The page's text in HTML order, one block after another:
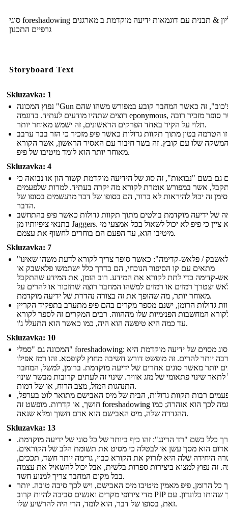
סוגי foreshadowing גליון & תבנית עם דוגמאות ידיעה מוקדמת ב מארגנים
גרפיים התכנון
Storyboard Text
Skluzavka: 1
נפוץ המכונה "Gun של צ'כוב", זה כאשר המחבר קובע במפורש משהו שהם
רוצים שתהיו מודעים לעתיד. בדוגמה eponymous, כאשר סופר מזכיר רובה
תלוי על הקיר באחד הפרקים הראשונים, זה ישמש מאוחר יותר.
הטרמה בטון מתוך תקוות גדולות כאשר פיפ מזכיר כי הזר בבר ערבב
שלו עם קובץ. זה בשר חיבור עם האסיר הראשון, אשר הקורא
מאוחר יותר הוא לומד מיטיבו של פיפ.
Skluzavka: 4
גם בשם "נבואות", זה סוג של הידיעה מוקדמת קשור הון או נבואה כי
אשר במפורש אומרת לקורא מה יקרה בעתיד. למרות שלפעמים
זה יכול להיראות לא ברור, הם בסופו של דבר מתגשמים בסופו של
הדבר.
של ידיעה מוקדמת בולטים מתוך תקוות גדולות כאשר פיפ בהתחשב
בתנאי ציפיותיו מן Jaggers. הוא ציין כי פיפ לא יכול לשאול בכל אמצעי מי
מיטיבו הוא, עד הפעם הם בוחרים לחשוף את עצמם.
Skluzavka: 7
"פלאשבק / פלאש-קדימה": כאשר סופר צריך לקורא לדעת משהו שאינו
מתאים עם קו הסיפור הנוכחי, הם בדרך כלל ישתמשו פלאשבק או
קדימה כדי לתת לקורא את המידע. רוב הזמן, את המידע שהתקבל
יצטרך רמזים או רמזים למשהו המחבר רוצה שתזכור או להרים על
מאוחר יותר, מה שהופך את זה בצורה נהדרת של ידיעה מוקדמת.
גדולות הרומן, ישנם מספר מקרים בהם פיפ מתערב בתפקיד הקריין
לקורא המחשבות הפנימיות שלו מההווה. רבים המקרים זה לספר לקורא
עד כמה היא טיפשה הוא היה, כמו כאשר הוא התעלל ג'ו.
Skluzavka: 10
המכונה גם "סמלי" foreshadowing: זה סוג מסוים של ידיעה מוקדמת היא
יותר להרים. זה מופשט דורש חשיבה מחוץ לקופסא. זהו רמז אפילו
יותר מאשר סוגים אחרים של ידיעה מוקדמת. ברומן, למשל, המחבר
לתאר שינוי פתאומי של מזג אוויר. שינוי זה לעתים קרובות מבשר שינוי
התנהגות המזל, מצב הרוח, או של דמות.
רבות תקוות גדולות, הבית של מיס האבישם מתואר לוט בערפל,
חושך, או קדרות. מופשט זה foreshadowing דוגמה לכך הוא אזהרה; כמו
ההגדרה שלה, מיס האבישם הוא אדם חשוך ומלא שנאה.
Skluzavka: 13
כלל בשם "רד הרינג": זהו כיף ביותר של כל סוגי של ידיעה מוקדמת.
הוא מסך עשן או לבטלה כי מסיט את תשומת הלב של הקוראים.
היחידה שלה היא לזרוק את הקורא כבוי, גרימה יותר חשד, תככים,
זה נפוץ למצוא ביצירות ספרות בלשית, אבל יכול להשאיל את עצמה
בכל מקום המחבר צריך למנוע חשד.
כל הרומן, פיפ מאמין מיטיבו מיס האבישם, ויש לכך סיבה טובה. יותר
מדי צירופי מקרים ואנשים סביבה להיות קרוב PIP במהלך שהותו בלונדון. עם
זאת, בסופו של דבר, הוא לומד, הרי היה להרשיע שלו.